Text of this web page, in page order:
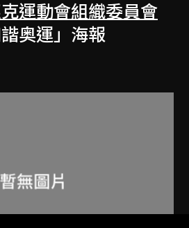
運動會組織委員會
諧奥運」海報